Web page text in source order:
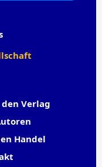
Verlag
Handel